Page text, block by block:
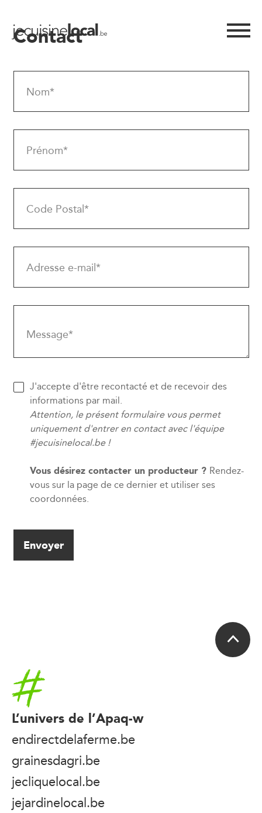
Contact
Nom*
Prénom*
Code Postal*
Adresse e-mail*
Message*
J'accepte d'être recontacté et de recevoir des
informations par mail.
Attention, le présent formulaire vous permet
uniquement d'entrer en contact avec l'équipe
#jecuisinelocal.be !
Vous désirez contacter un producteur ? Rendez-
vous sur la page de ce dernier et utiliser ses
coordonnées.
Accueil
L’univers de l’Apaq-w
endirectdelaferme.be
grainesdagri.be
jecliquelocal.be
jejardinelocal.be